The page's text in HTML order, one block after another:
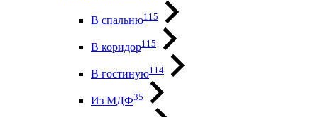
В спальню115
В коридор115
В гостиную114
Из МДФ35